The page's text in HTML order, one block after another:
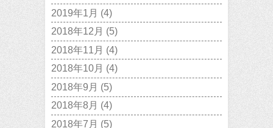
2019年1月 (4)
2018年12月 (5)
2018年11月 (4)
2018年10月 (4)
2018年9月 (5)
2018年8月 (4)
2018年7月 (5)